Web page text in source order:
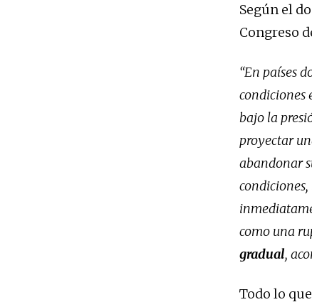
Según el
Congreso
“En países
condiciones
bajo la
proyectar
abandonar
como una
gradual,
Todo lo